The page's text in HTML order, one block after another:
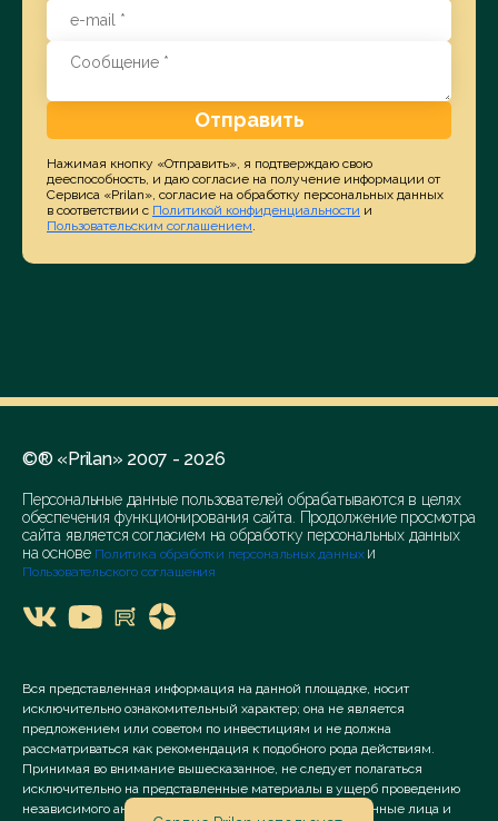
Отправить
Нажимая кнопку «Отправить», я подтверждаю свою
дееспособность, и даю согласие на получение информации от
Сервиса «Prilan», согласие на обработку персональных данных
в соответствии с Политикой конфиденциальности и
Пользовательским соглашением.
©® «Prilan» 2007 - 2026
Персональные данные пользователей обрабатываются в целях
обеспечения функционирования сайта. Продолжение просмотра
сайта является согласием на обработку персональных данных
на основе Политика обработки персональных данных и
Пользовательского соглашения
Вся представленная информация на данной площадке, носит
исключительно ознакомительный характер; она не является
предложением или советом по инвестициям и не должна
рассматриваться как рекомендация к подобного рода действиям.
Принимая во внимание вышесказанное, не следует полагаться
исключительно на представленные материалы в ущерб проведению
независимого анализа. Сервис «Prilan» его аффилированные лица и